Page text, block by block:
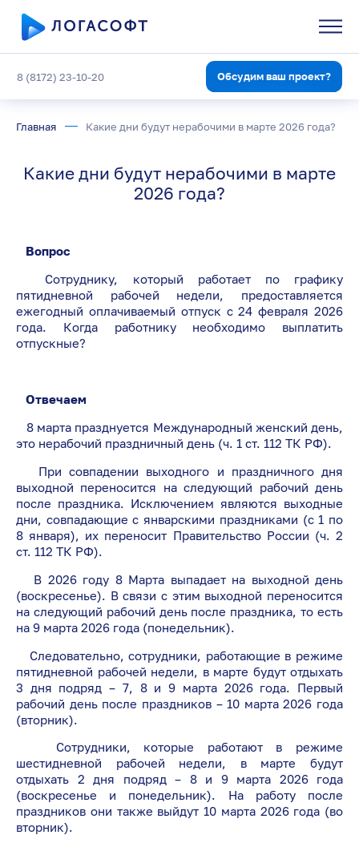
8 (8172) 23-10-20 Обсудим ваш проект?
Главная Какие дни будут нерабочими в марте 2026 года?
Какие дни будут нерабочими в марте
2026 года?
Вопрос
Сотруднику, который работает по графику
пятидневной рабочей недели, предоставляется
ежегодный оплачиваемый отпуск с 24 февраля 2026
года. Когда работнику необходимо выплатить
отпускные?
Отвечаем
8 марта празднуется Международный женский день,
это нерабочий праздничный день (ч. 1 ст. 112 ТК РФ).
При совпадении выходного и праздничного дня
выходной переносится на следующий рабочий день
после праздника. Исключением являются выходные
дни, совпадающие с январскими праздниками (с 1 по
8 января), их переносит Правительство России (ч. 2
ст. 112 ТК РФ).
В 2026 году 8 Марта выпадает на выходной день
(воскресенье). В связи с этим выходной переносится
на следующий рабочий день после праздника, то есть
на 9 марта 2026 года (понедельник).
Следовательно, сотрудники, работающие в режиме
пятидневной рабочей недели, в марте будут отдыхать
3 дня подряд – 7, 8 и 9 марта 2026 года. Первый
рабочий день после праздников – 10 марта 2026 года
(вторник).
Сотрудники, которые работают в режиме
шестидневной рабочей недели, в марте будут
отдыхать 2 дня подряд – 8 и 9 марта 2026 года
(воскресенье и понедельник). На работу после
праздников они также выйдут 10 марта 2026 года (во
вторник).